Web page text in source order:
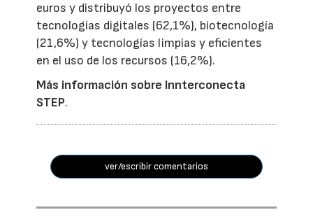
euros y distribuyó los proyectos entre
tecnologías digitales (62,1%), biotecnología
(21,6%) y tecnologías limpias y eficientes
en el uso de los recursos (16,2%).
Más información sobre Innterconecta
STEP.
ver/escribir comentarios